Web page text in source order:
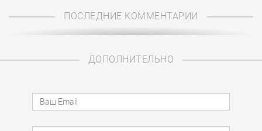
ПОСЛЕДНИЕ КОММЕНТАРИИ
ДОПОЛНИТЕЛЬНО